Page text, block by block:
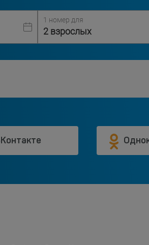
1 номер для
2 взрослых